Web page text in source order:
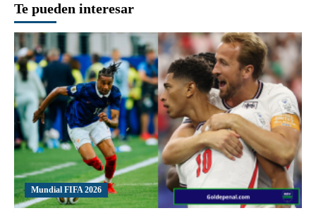
definen
campeón
del
Clausura
entradas
Te pueden interesar
Mundial FIFA 2026